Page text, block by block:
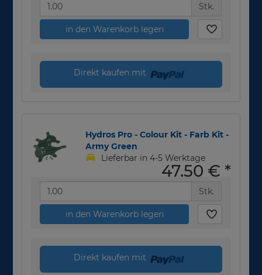
Stk.
in den Warenkorb legen
Direkt kaufen mit
Hydros Pro - Colour Kit - Farb Kit -
Army Green
Lieferbar in 4-5 Werktage
47,50 € *
Stk.
in den Warenkorb legen
Direkt kaufen mit